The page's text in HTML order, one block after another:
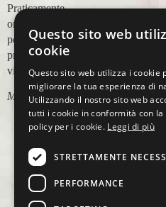
circostanza. Abbiamo avuto
modo di appoggiarci a loro
in più occasioni, per delle
maratone (NYC18, Praga
19, Valencia 19, Barcellona
21, NYC 22) e ci siamo
affidati a loro per Chicago
23 (ottobre) perché
sappiamo di essere in mano
a persone non solo
competenti sul running, e
sulle città, ma anche molto
attente alle necessità
Questo sito web
cookie
Questo sito web utilizza i cookie
migliorare la tua esperienza di
Utilizzando il nostro sito web
tutti i cookie in conformità con la
policy per i cookie. Leggi di più
STRETTAMENTE
PERFORMANCE